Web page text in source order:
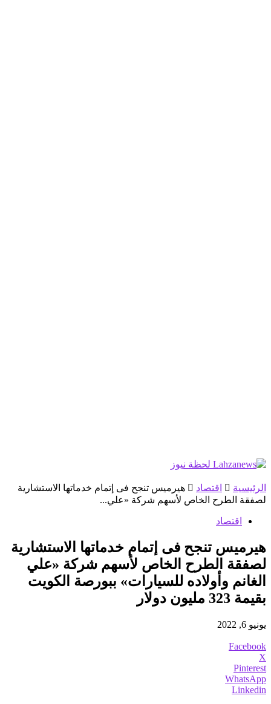
الرئيسية اقتصاد
هيرميس تنجح فى إتمام خدماتها الاستشارية
لصفقة الطرح الخاص لأسهم شركة «علي...
اقتصاد
هيرميس تنجح فى إتمام خدماتها الاستشارية
لصفقة الطرح الخاص لأسهم شركة «علي
الغانم وأولاده للسيارات» ببورصة الكويت
بقيمة 323 مليون دولار
يونيو 6, 2022
Facebook
X
Pinterest
WhatsApp
Linkedin